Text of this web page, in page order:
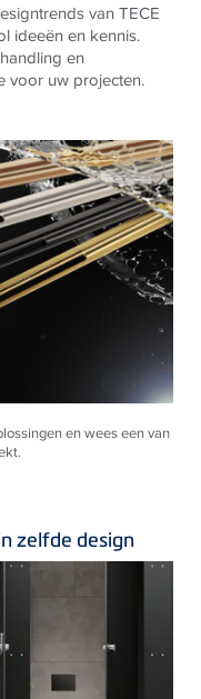
vanTECE
ideeën en kennis.
en
voor uw projecten.
en wees een van
zelfde design